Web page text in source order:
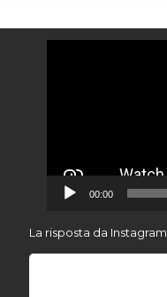
00:00
La risposta da